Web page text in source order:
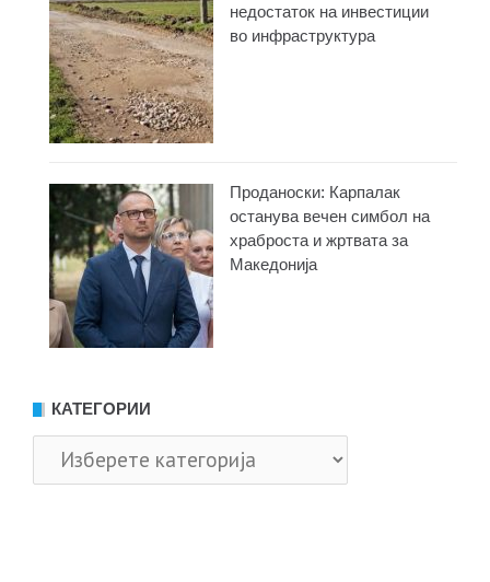
недостаток на инвестиции
во инфраструктура
Проданоски: Карпалак
останува вечен симбол на
храброста и жртвата за
Македонија
КАТЕГОРИИ
Категории